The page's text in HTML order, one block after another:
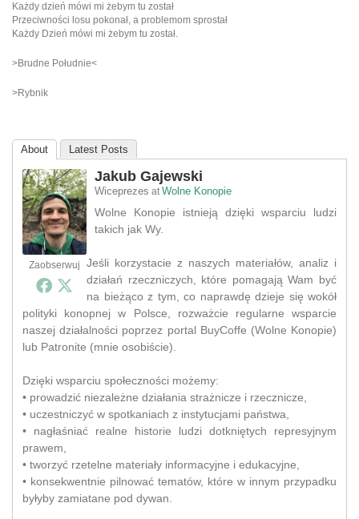
Każdy dzień mówi mi żebym tu został
Przeciwności losu pokonał, a problemom sprostał
Każdy Dzień mówi mi żebym tu został.
>Brudne Południe<
>Rybnik
About Latest Posts
Zaobserwuj
Jakub Gajewski
Wiceprezes atWolne Konopie
Wolne Konopie istnieją dzięki wsparciu ludzi
takich jak Wy.
Jeśli korzystacie z naszych materiałów, analiz i
działań rzeczniczych, które pomagają Wam być
na bieżąco z tym, co naprawdę dzieje się wokół
polityki konopnej w Polsce, rozważcie regularne wsparcie
naszej działalności poprzez portal BuyCoffe (Wolne Konopie)
lub Patronite (mnie osobiście).
Dzięki wsparciu społeczności możemy:
• prowadzić niezależne działania strażnicze i rzecznicze,
• uczestniczyć w spotkaniach z instytucjami państwa,
• nagłaśniać realne historie ludzi dotkniętych represyjnym
prawem,
• tworzyć rzetelne materiały informacyjne i edukacyjne,
• konsekwentnie pilnować tematów, które w innym przypadku
byłyby zamiatane pod dywan.